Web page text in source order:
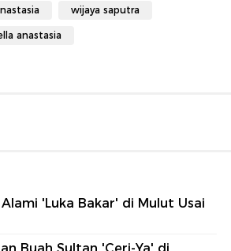
wijaya saputra
anastasia
'Luka Bakar' di Mulut Usai